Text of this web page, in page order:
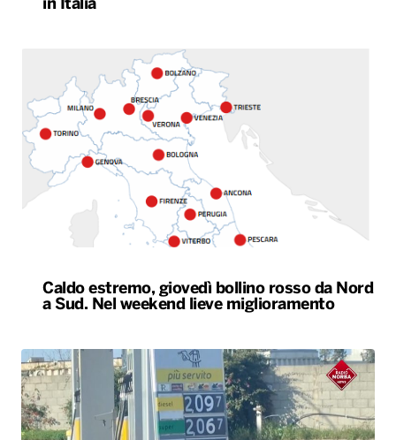
in Italia
Caldo estremo, giovedì bollino rosso da Nord
a Sud. Nel weekend lieve miglioramento